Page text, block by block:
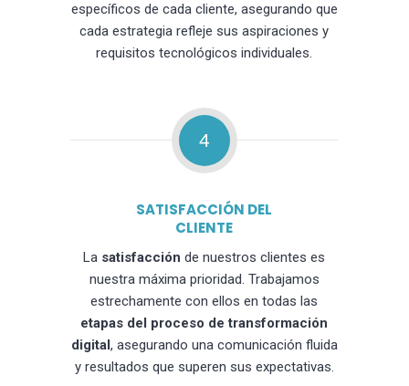
específicos de cada cliente, asegurando que
cada estrategia refleje sus aspiraciones y
requisitos tecnológicos individuales.
4
SATISFACCIÓN DEL
CLIENTE
La satisfacción de nuestros clientes es
nuestra máxima prioridad. Trabajamos
estrechamente con ellos en todas las
etapas del proceso de transformación
digital, asegurando una comunicación fluida
y resultados que superen sus expectativas.